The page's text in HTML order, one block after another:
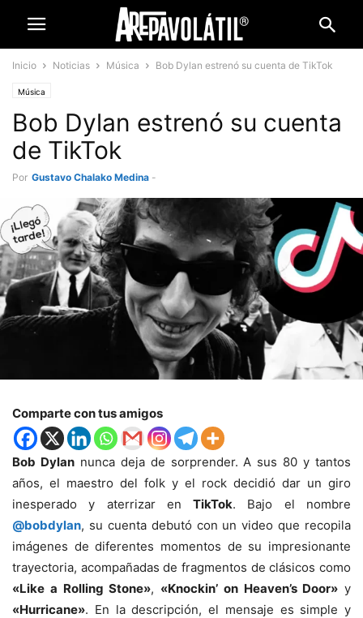
Inicio Noticias Música Bob Dylan estrenó su cuenta de TikTok
Música
Bob Dylan estrenó su cuenta
de TikTok
Por Gustavo Chalako Medina -
Comparte con tus amigos
Bob Dylannunca deja de sorprender. A sus 80 y tantos
años, el maestro del folk y el rock decidió dar un giro
inesperado y aterrizar enTikTok. Bajo el nombre
@bobdylan, su cuenta debutó con un video que recopila
imágenes de diferentes momentos de su impresionante
trayectoria, acompañadas de fragmentos de clásicos como
«Like a Rolling Stone», «Knockin’ on Heaven’s Door» y
«Hurricane». En la descripción, el mensaje es simple y